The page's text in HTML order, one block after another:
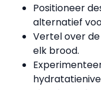
Positioneer
alternatief
Vertel over
elk brood.